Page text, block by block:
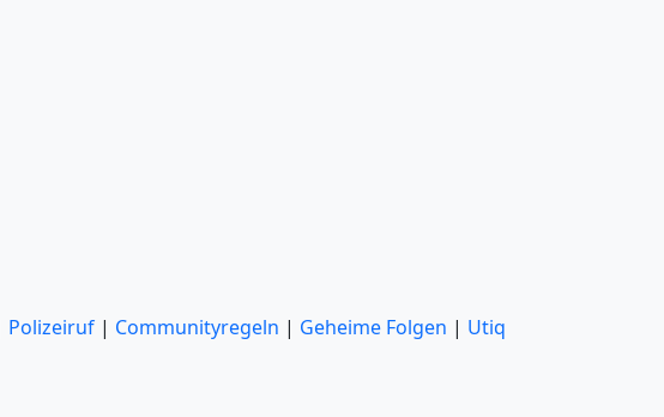
Polizeiruf | Communityregeln | Geheime Folgen | Utiq